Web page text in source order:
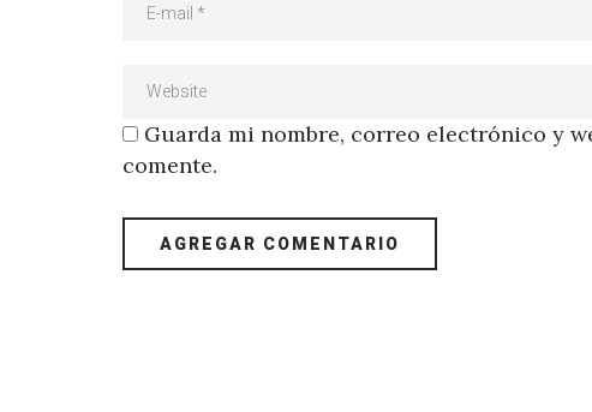
Guarda mi nombre, correo electrónico y
comente.